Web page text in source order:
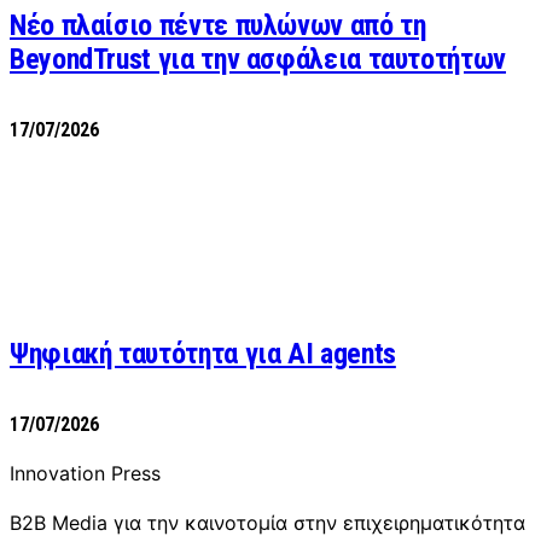
Νέο πλαίσιο πέντε πυλώνων από τη
BeyondTrust για την ασφάλεια ταυτοτήτων
17/07/2026
Ψηφιακή ταυτότητα για AI agents
17/07/2026
Innovation Press
B2B Media για την καινοτομία στην επιχειρηματικότητα